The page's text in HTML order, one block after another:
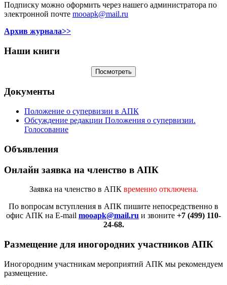
Подписку можно оформить через нашего администратора по
электронной почте mooapk@mail.ru
Архив журнала>>
Наши книги
Документы
Положение о супервизии в АПК
Обсуждение редакции Положения о супервизии.
Голосование
Объявления
Онлайн заявка на членство в АПК
Заявка на членство в АПК временно отключена.
По вопросам вступления в АПК пишите непосредственно в
офис АПК на E-mail mooapk@mail.ru и звоните +7 (499) 110-
24-68.
Размещение для иногородних участников АПК
Иногородним участникам мероприятий АПК мы рекомендуем
размещение.